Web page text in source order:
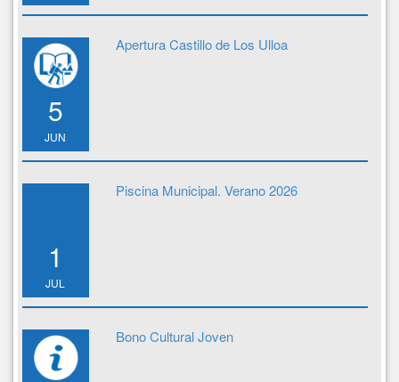
5
JUN
Apertura Castillo de Los Ulloa
1
JUL
Piscina Municipal. Verano 2026
Bono Cultural Joven